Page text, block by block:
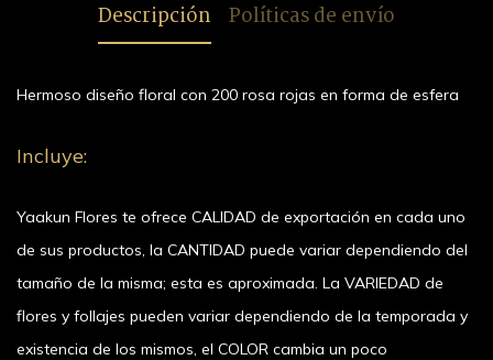
Descripción Políticas de envío
Hermoso diseño floral con 200 rosa rojas en forma de esfera
Incluye:
Yaakun Flores te ofrece CALIDAD de exportación en cada uno
de sus productos, la CANTIDAD puede variar dependiendo del
tamaño de la misma; esta es aproximada. La VARIEDAD de
flores y follajes pueden variar dependiendo de la temporada y
existencia de los mismos, el COLOR cambia un poco